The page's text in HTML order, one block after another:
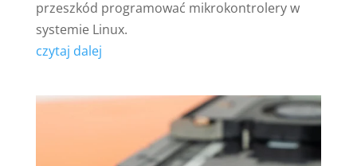
przeszkód programować mikrokontrolery w
systemie Linux.
czytaj dalej